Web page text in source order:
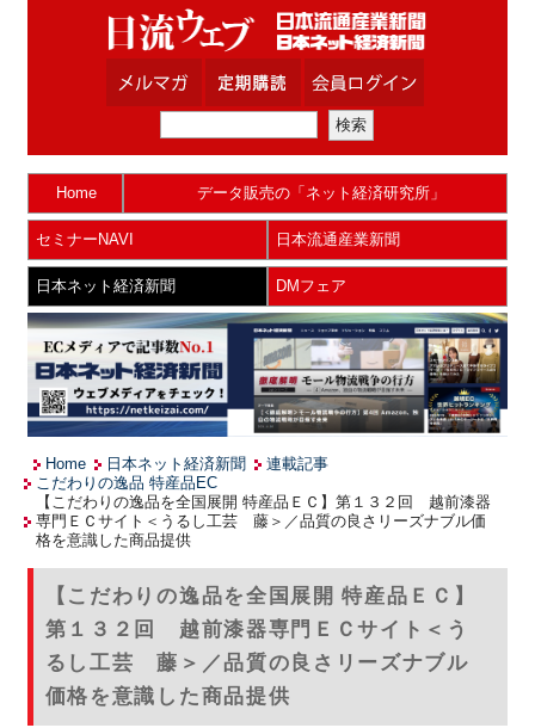
Home データ販売の「ネット経済研究所」
セミナーNAVI 日本流通産業新聞
日本ネット経済新聞 DMフェア
Home 日本ネット経済新聞
連載記事
こだわりの逸品 特産品EC
【こだわりの逸品を全国展開 特産品ＥＣ】第１３２回 越前漆器
専門ＥＣサイト＜うるし工芸 藤＞／品質の良さリーズナブル価
格を意識した商品提供
【こだわりの逸品を全国展開 特産品ＥＣ】
第１３２回 越前漆器専門ＥＣサイト＜う
るし工芸 藤＞／品質の良さリーズナブル
価格を意識した商品提供